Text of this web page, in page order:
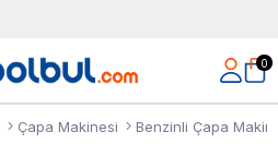
0
Çapa Makinesi Benzinli Çapa